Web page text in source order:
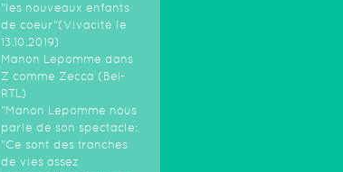
"les nouveaux enfants
de coeur"(Vivacité le
13.10.2019)
Manon Lepomme dans
Z comme Zecca (Bel-
RTL)
"Manon Lepomme nous
parle de son spectacle:
"Ce sont des tranches
de vies assez